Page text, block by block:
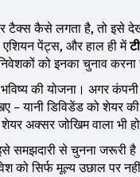
कैसे लगता है, तो इसे
एशियन पेंट्स, और हाल ही में
को इनका चुनाव करना
की योजना। अगर
– यानी डिविडेंड को शेयर
शेयर अक्सर जोखिम वाला
समझदारी से चुनना जरूरी
सिर्फ मूल्य उछाल पर